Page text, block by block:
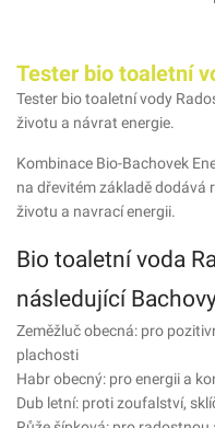
Tester bio toaletní
Tester bio toaletní vody
životu a návrat energie.
Kombinace Bio-Bachovek
na dřevitém základě dodává
životu a navrací energii.
Bio toaletní voda
následující
Zeměžluč obecná: pro
plachosti
Habr obecný: pro energii a
Dub letní: proti zoufalství,